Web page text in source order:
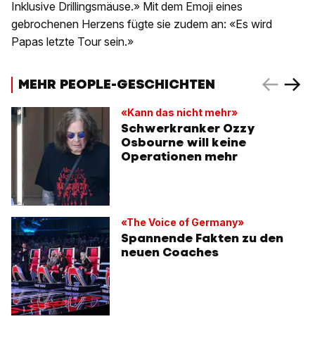
Inklusive Drillingsmäuse.» Mit dem Emoji eines
gebrochenen Herzens fügte sie zudem an: «Es wird
Papas letzte Tour sein.»
MEHR PEOPLE-GESCHICHTEN
«Kann das nicht mehr»
Schwerkranker Ozzy
Osbourne will keine
Operationen mehr
«The Voice of Germany»
Spannende Fakten zu den
neuen Coaches